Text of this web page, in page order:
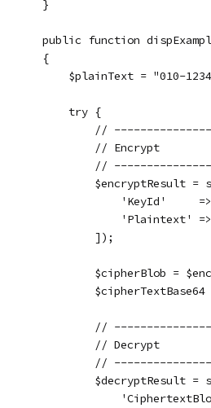
}
public function
{
$plainText = "010-1234-
try {
//
// Encrypt
//
$encryptResult =
'KeyId'     =>
'Plaintext' =>
]);
$cipherBlob =
$cipherTextBase64 =
//
// Decrypt
//
$decryptResult =
'CiphertextBlob' =>